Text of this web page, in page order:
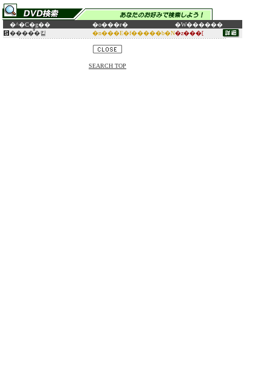
�^�C�g�� �o���ғ�
�W������
����̂͂�킽
�n���E�f�����b�N�z���[
SEARCH TOP